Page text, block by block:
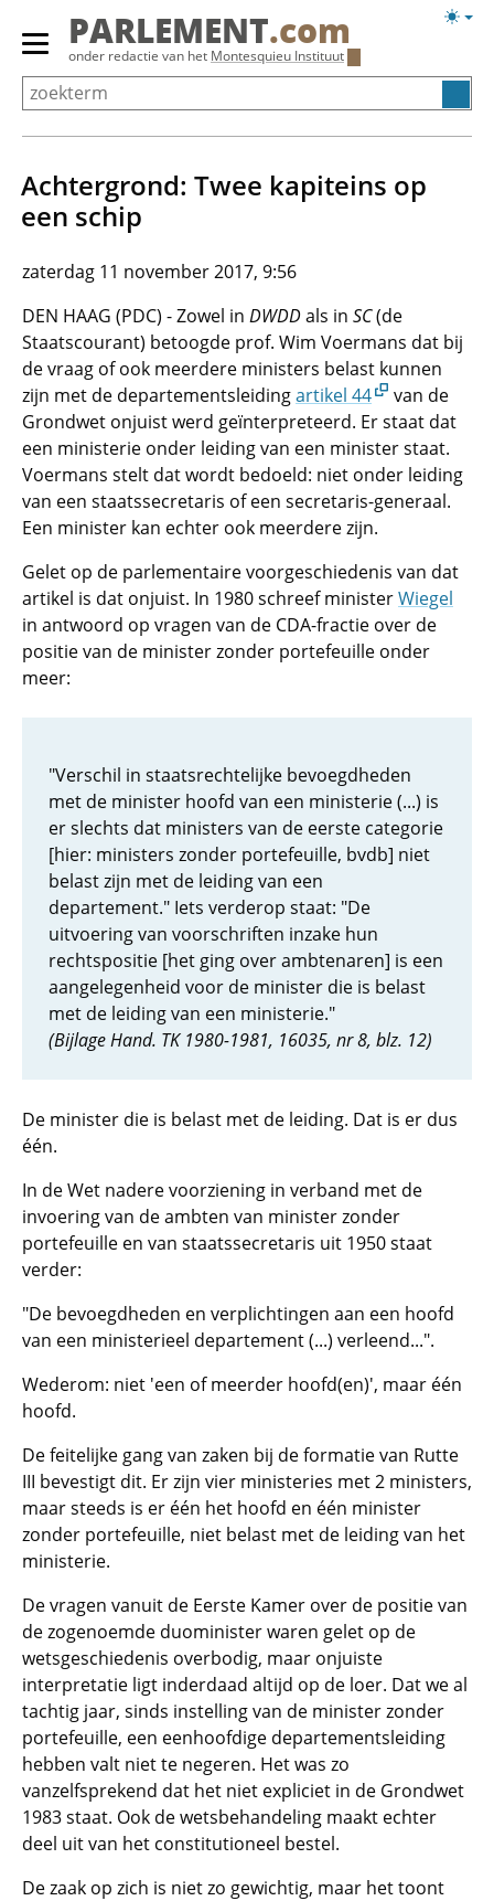
Overslaan
Primair
menu
tonen/verbergen
PARLEMENT.com
onder redactie van het Montesquieu Instituut
Achtergrond: Twee kapiteins op
een schip
zaterdag 11 november 2017, 9:56
DEN HAAG (PDC) - Zowel in DWDDals in SC(de
Staatscourant) betoogde prof. Wim Voermans dat bij
de vraag of ook meerdere ministers belast kunnen
zijn met de departementsleidingartikel 44
van de
Grondwet onjuist werd geïnterpreteerd. Er staat dat
een ministerie onder leiding van een minister staat.
Voermans stelt dat wordt bedoeld: niet onder leiding
van een staatssecretaris of een secretaris-generaal.
Een minister kan echter ook meerdere zijn.
Gelet op de parlementaire voorgeschiedenis van dat
artikel is dat onjuist. In 1980 schreef ministerWiegel
in antwoord op vragen van de CDA-fractie over de
positie van de minister zonder portefeuille onder
meer:
"Verschil in staatsrechtelijke bevoegdheden
met de minister hoofd van een ministerie (...) is
er slechts dat ministers van de eerste categorie
[hier: ministers zonder portefeuille, bvdb] niet
belast zijn met de leiding van een
departement." Iets verderop staat: "De
uitvoering van voorschriften inzake hun
rechtspositie [het ging over ambtenaren] is een
aangelegenheid voor de minister die is belast
met de leiding van een ministerie."
(Bijlage Hand. TK 1980-1981, 16035, nr 8, blz. 12)
De minister die is belast met de leiding. Dat is er dus
één.
In de Wet nadere voorziening in verband met de
invoering van de ambten van minister zonder
portefeuille en van staatssecretaris uit 1950 staat
verder:
"De bevoegdheden en verplichtingen aan een hoofd
van een ministerieel departement (...) verleend...".
Wederom: niet 'een of meerder hoofd(en)', maar één
hoofd.
De feitelijke gang van zaken bij de formatie van Rutte
III bevestigt dit. Er zijn vier ministeries met 2 ministers,
maar steeds is er één het hoofd en één minister
zonder portefeuille, niet belast met de leiding van het
ministerie.
De vragen vanuit de Eerste Kamer over de positie van
de zogenoemde duominister waren gelet op de
wetsgeschiedenis overbodig, maar onjuiste
interpretatie ligt inderdaad altijd op de loer. Dat we al
tachtig jaar, sinds instelling van de minister zonder
portefeuille, een eenhoofdige departementsleiding
hebben valt niet te negeren. Het was zo
vanzelfsprekend dat het niet expliciet in de Grondwet
1983 staat. Ook de wetsbehandeling maakt echter
deel uit van het constitutioneel bestel.
De zaak op zich is niet zo gewichtig, maar het toont